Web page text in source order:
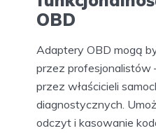
OBD
Adaptery OBD mogą
przez profesjonalistów
przez właścicieli
diagnostycznych.
odczyt i kasowanie